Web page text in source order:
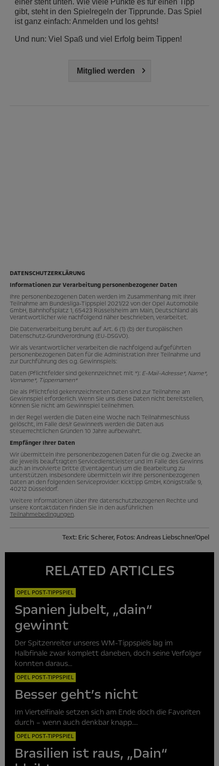
DATENSCHUTZERKLÄRUNG
Informationen zur Verarbeitung personenbezogener Daten
Ihre personenbezogenen Daten werden im Zusammenhang mit Ihrer
Teilnahme am Bundesliga-Tippspiel 2021/22 von der Opel Automobile
GmbH, Bahnhofsplatz 1, 65423 Rüsselsheim am Main, Deutschland als
Verantwortlicher wie nachfolgend näher beschrieben, verarbeitet.
Die Datenverarbeitung beruht auf Art. 6 (1) (b) der Europäischen
Datenschutz-Grundverordnung (EU-DSGVO).
Wir als Verantwortlicher verarbeiten die nachfolgend aufgeführten
personenbezogenen Daten für die Administration Ihrer Teilnahme und
zur Durchführung des o.g. Gewinnspiels:
Daten (Pflichtfelder sind gekennzeichnet mit *): E-Mail-Adresse*, Name*,
Vorname*, Tippernamen*
Die als Pflichtfeld gekennzeichneten Daten sind zur Teilnahme am
Gewinnspiel erforderlich. Wenn Sie uns diese Daten nicht bereitstellen,
können Sie nicht am Gewinnspiel teilnehmen.
In der Regel werden die Daten eine Woche nach Teilnahmeschluss
gelöscht, im Falle des/r Gewinner/s werden die Daten aus
steuerrechtlichen Gründen 10 Jahre aufbewahrt.
Empfänger Ihrer Daten
Wir übermitteln Ihre personenbezogenen Daten für die o.g. Zwecke an
die jeweils beauftragten Servicedienstleister und im Falle des Gewinns
auch an involvierte Dritte (Eventagentur) um die Bearbeitung zu
unterstützen. Insbesondere übermitteln wir Ihre personenbezogenen
Daten an den folgenden Serviceprovider: Kicktipp GmbH, Königstraße 9,
40212 Düsseldorf.
Weitere Informationen über Ihre datenschutzbezogenen Rechte und
unsere Kontaktdaten finden Sie in den ausführlichen
Teilnahmebedingungen.
Text: Eric Scherer, Fotos: Andreas Liebschner/Opel
RELATED ARTICLES
OPEL POST-TIPPSPIEL
Spanien jubelt, „dain“
gewinnt
Der Spitzenreiter unseres WM-Tippspiels lag im
Halbfinale zwar komplett daneben, doch seine Verfolger
konnten daraus...
OPEL POST-TIPPSPIEL
Besser geht’s nicht
Im Viertelfinale setzen sich am Ende doch die Favoriten
durch – wenn auch denkbar knapp....
OPEL POST-TIPPSPIEL
Brasilien ist raus, „Dain“